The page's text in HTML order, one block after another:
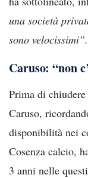
una società
sono velocissimi”.
Caruso: “non
Prima di
Caruso,
disponibilità nei
Cosenza calcio,
3 anni nelle